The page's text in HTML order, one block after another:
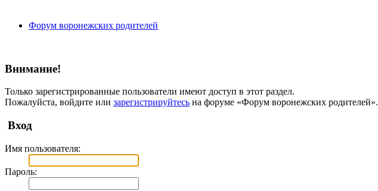
Форум воронежских родителей
Внимание!
Только зарегистрированные пользователи имеют доступ в этот раздел.
Пожалуйста, войдите или зарегистрируйтесь на форуме «Форум воронежских родителей».
Вход
Имя пользователя:
Пароль: